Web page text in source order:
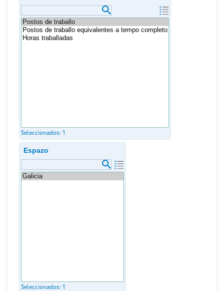
Seleccionados: 1
Espazo
Seleccionados: 1